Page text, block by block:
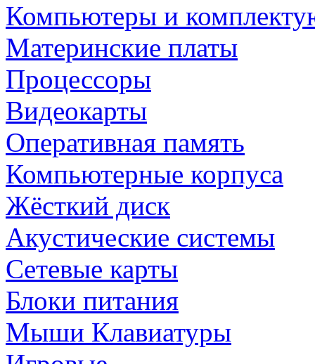
Компьютеры и
Материнские платы
Процессоры
Видеокарты
Оперативная память
Компьютерные корпуса
Жёсткий диск
Акустические системы
Сетевые карты
Блоки питания
Мыши Клавиатуры